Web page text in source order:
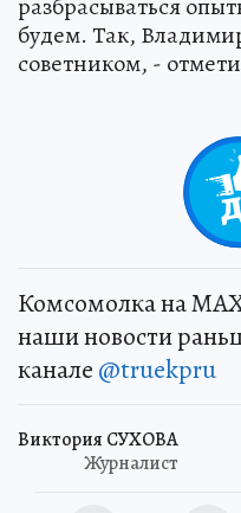
разбрасываться
будем. Так,
советником, -
Комсомолка на
наши новости
канале @truekpru
Виктория СУХОВА
Журналист